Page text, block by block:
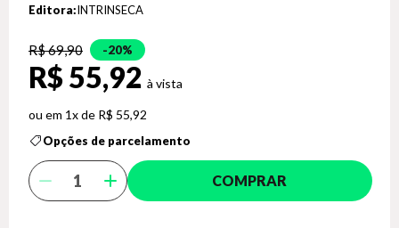
Editora:INTRINSECA
R$ 69,90 20%
R$ 55,92
1x de R$ 55,92
Opções de parcelamento
COMPRAR